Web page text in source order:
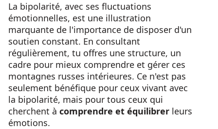
La bipolarité, avec ses fluctuations
émotionnelles, est une illustration
marquante de l'importance de disposer d'un
soutien constant. En consultant
régulièrement, tu offres une structure, un
cadre pour mieux comprendre et gérer ces
montagnes russes intérieures. Ce n'est pas
seulement bénéfique pour ceux vivant avec
la bipolarité, mais pour tous ceux qui
cherchent à comprendre et équilibrer leurs
émotions.